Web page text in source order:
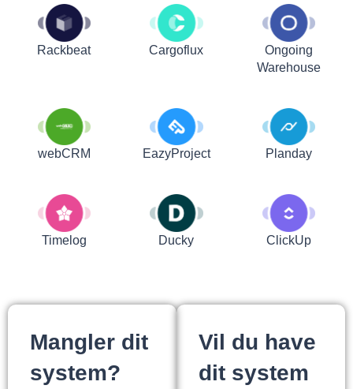
Rackbeat Cargoflux
Ongoing
Warehouse
webCRM EazyProject Planday
Timelog Ducky ClickUp
Mangler dit
system?
Vil du have
dit system